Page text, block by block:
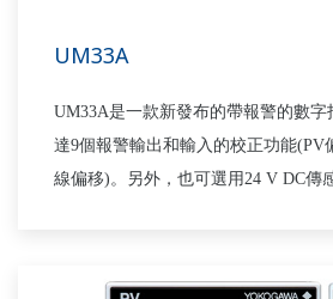
UM33A
UM33A是一款新發布的帶報警的數字
達9個報警輸出和輸入的校正功能(PV
線偏移)。另外，也可選用24 V DC傳